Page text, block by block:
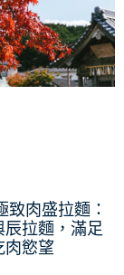
致肉盛拉麵：
辰拉麵，滿足
肉慾望